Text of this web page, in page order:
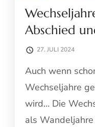
Abschied
27. JULI 2024
Auch wenn
Wechseljahre
wird… Die
als